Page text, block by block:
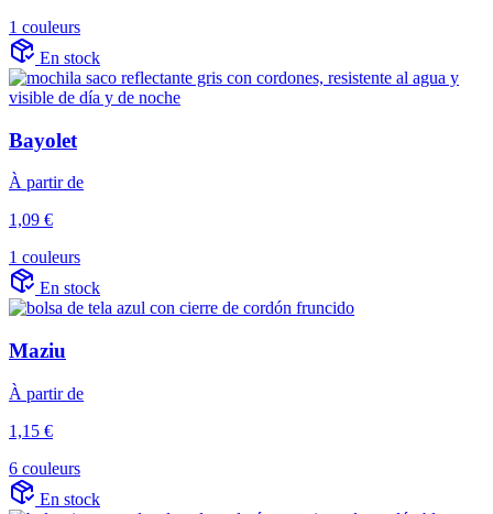
1 couleurs
En stock
Bayolet
À partir de
1,09 €
1 couleurs
En stock
Maziu
À partir de
1,15 €
6 couleurs
En stock